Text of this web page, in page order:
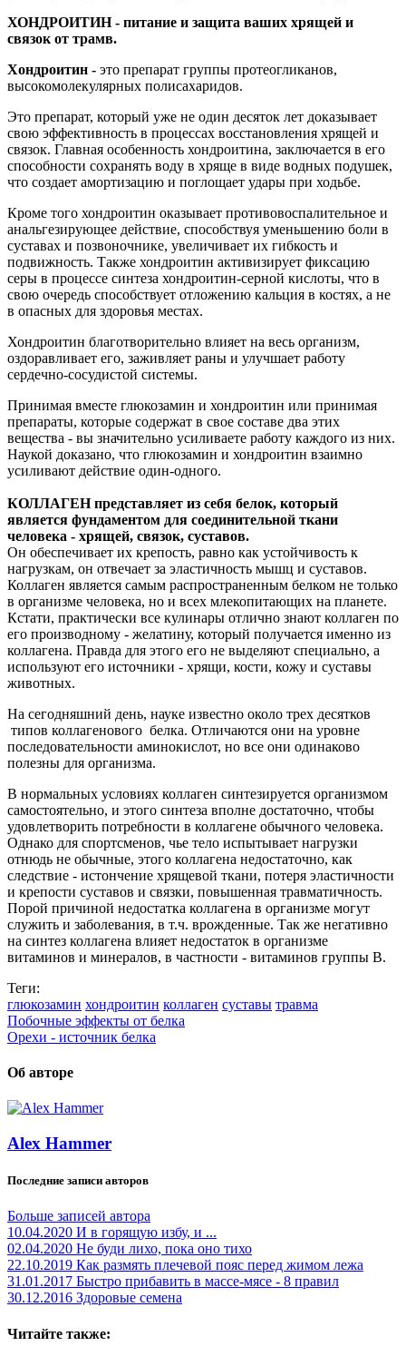
ХОНДРОИТИН- питание и защита ваших хрящей и
связок от трамв.
Хондроитин - это препарат группы протеогликанов,
высокомолекулярных полисахаридов.
Это препарат, который уже не один десяток лет доказывает
свою эффективность в процессах восстановления хрящей и
связок. Главная особенность хондроитина, заключается в его
способности сохранять воду в хряще в виде водных подушек,
что создает амортизацию и поглощает удары при ходьбе.
Кроме того хондроитин оказывает противовоспалительное и
анальгезирующее действие, способствуя уменьшению боли в
суставах и позвоночнике, увеличивает их гибкость и
подвижность. Также хондроитин активизирует фиксацию
серы в процессе синтеза хондроитин-серной кислоты, что в
свою очередь способствует отложению кальция в костях, а не
в опасных для здоровья местах.
Хондроитин благотворительно влияет на весь организм,
оздоравливает его, заживляет раны и улучшает работу
сердечно-сосудистой системы.
Принимая вместе глюкозамин и хондроитин или принимая
препараты, которые содержат в свое составе два этих
вещества - вы значительно усиливаете работу каждого из них.
Наукой доказано, что глюкозамин и хондроитин взаимно
усиливают действие один-одного.
КОЛЛАГЕН представляет из себя белок, который
является фундаментом для соединительной ткани
человека - хрящей, связок, суставов.
Он обеспечивает их крепость, равно как устойчивость к
нагрузкам, он отвечает за эластичность мышц и суставов.
Коллаген является самым распространенным белком не только
в организме человека, но и всех млекопитающих на планете.
Кстати, практически все кулинары отлично знают коллаген по
его производному - желатину, который получается именно из
коллагена. Правда для этого его не выделяют специально, а
используют его источники - хрящи, кости, кожу и суставы
животных.
На сегодняшний день, науке известно около трех десятков
типов коллагенового белка. Отличаются они на уровне
последовательности аминокислот, но все они одинаково
полезны для организма.
В нормальных условиях коллаген синтезируется организмом
самостоятельно, и этого синтеза вполне достаточно, чтобы
удовлетворить потребности в коллагене обычного человека.
Однако для спортсменов, чье тело испытывает нагрузки
отнюдь не обычные, этого коллагена недостаточно, как
следствие - истончение хрящевой ткани, потеря эластичности
и крепости суставов и связки, повышенная травматичность.
Порой причиной недостатка коллагена в организме могут
служить и заболевания, в т.ч. врожденные. Так же негативно
на синтез коллагена влияет недостаток в организме
витаминов и минералов, в частности - витаминов группы В.
Теги:
глюкозамин хондроитин коллаген суставы травма
Побочные эффекты от белка
Орехи - источник белка
Об авторе
Alex Hammer
Последние записи авторов
Больше записей автора
10.04.2020 И в горящую избу, и ...
02.04.2020 Не буди лихо, пока оно тихо
22.10.2019 Как размять плечевой пояс перед жимом лежа
31.01.2017 Быстро прибавить в массе-мясе - 8 правил
30.12.2016 Здоровые семена
Читайте также: